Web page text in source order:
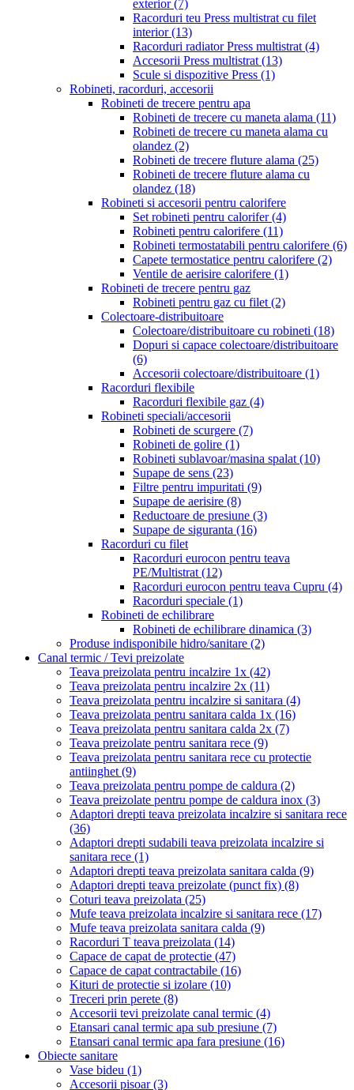
exterior(7)
Racorduri teu Press multistrat cu filet
interior(13)
Racorduri radiator Press multistrat (4)
Accesorii Press multistrat (13)
Scule si dispozitive Press (1)
Robineti, racorduri, accesorii
Robineti de trecere pentru apa
Robineti de trecere cu maneta alama (11)
Robineti de trecere cu maneta alama cu
olandez (2)
Robineti de trecere fluture alama (25)
Robineti de trecere fluture alama cu
olandez (18)
Robineti si accesorii pentru calorifere
Set robineti pentru calorifer(4)
Robineti pentru calorifere (11)
Robineti termostatabili pentru calorifere (6)
Capete termostatice pentru calorifere (2)
Ventile de aerisire calorifere (1)
Robineti de trecere pentru gaz
Robineti pentru gaz cu filet (2)
Colectoare-distribuitoare
Colectoare/distribuitoare cu robineti (18)
Dopuri si capace colectoare/distribuitoare
(6)
Accesorii colectoare/distribuitoare (1)
Racorduri flexibile
Racorduri flexibile gaz (4)
Robineti speciali/accesorii
Robineti de scurgere (7)
Robineti de golire (1)
Robineti sublavoar/masina spalat (10)
Supape de sens (23)
Filtre pentru impuritati (9)
Supape de aerisire (8)
Reductoare de presiune (3)
Supape de siguranta (16)
Racorduri cu filet
Racorduri eurocon pentru teava
PE/Multistrat (12)
Racorduri eurocon pentru teava Cupru (4)
Racorduri speciale (1)
Robineti de echilibrare
Robineti de echilibrare dinamica (3)
Produse indisponibile hidro/sanitare (2)
Canal termic / Tevi preizolate
Teava preizolata pentru incalzire 1x (42)
Teava preizolata pentru incalzire 2x (11)
Teava preizolata pentru incalzire si sanitara (4)
Teava preizolata pentru sanitara calda 1x (16)
Teava preizolata pentru sanitara calda 2x (7)
Teava preizolate pentru sanitara rece (9)
Teava preizolata pentru sanitara rece cu protectie
antiinghet (9)
Teava preizolata pentru pompe de caldura (2)
Teava preizolate pentru pompe de caldura inox (3)
Adaptori drepti teava preizolata incalzire si sanitara rece
(36)
Adaptori drepti sudabili teava preizolata incalzire si
sanitara rece (1)
Adaptori drepti teava preizolata sanitara calda (9)
Adaptori drepti teava preizolate (punct fix) (8)
Coturi teava preizolata (25)
Mufe teava preizolata incalzire si sanitara rece (17)
Mufe teava preizolata sanitara calda (9)
Racorduri T teava preizolata (14)
Capace de capat de protectie (47)
Capace de capat contractabile (16)
Kituri de protectie si izolare (10)
Treceri prin perete (8)
Accesorii tevi preizolate canal termic (4)
Etansari canal termic apa sub presiune (7)
Etansari canal termic apa fara presiune (16)
Obiecte sanitare
Vase bideu (1)
Accesorii pisoar(3)